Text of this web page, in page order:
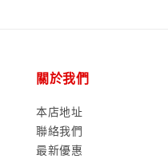
關於我們
本店地址
聯絡我們
最新優惠